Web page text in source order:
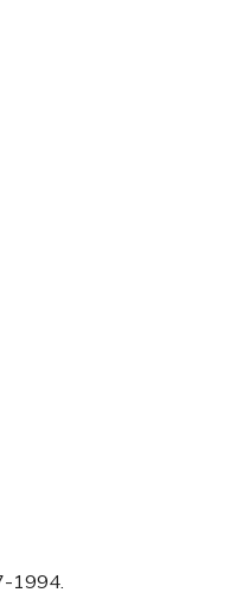
1994.